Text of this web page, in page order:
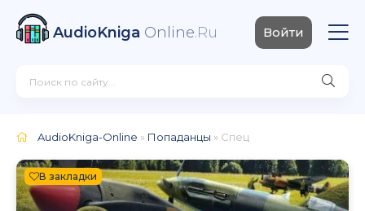
AudioKniga Online.Ru Войти
AudioKniga-Online » Попаданцы » Спец
В закладки